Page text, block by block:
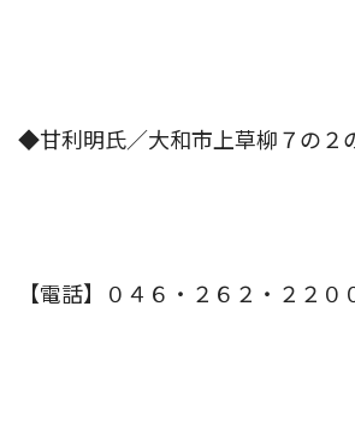
◆甘利明氏／大和市上草柳７の２
【電話】０４６・２６２・２２０